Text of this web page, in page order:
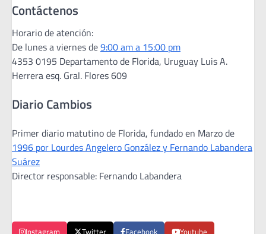
Contáctenos
Horario de atención:
De lunes a viernes de9:00 am a 15:00 pm
4353 0195 Departamento de Florida, Uruguay Luis A.
Herrera esq. Gral. Flores 609
Diario Cambios
Primer diario matutino de Florida, fundado en Marzo de
1996 por Lourdes Angelero González y Fernando Labandera
Suárez
Director responsable: Fernando Labandera